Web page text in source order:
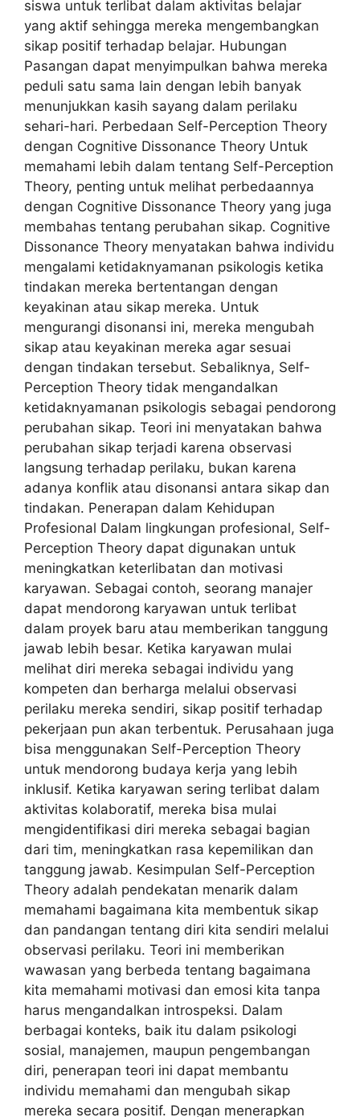
siswa untuk terlibat dalam aktivitas belajar
yang aktif sehingga mereka mengembangkan
sikap positif terhadap belajar. Hubungan
Pasangan dapat menyimpulkan bahwa mereka
peduli satu sama lain dengan lebih banyak
menunjukkan kasih sayang dalam perilaku
sehari-hari. Perbedaan Self-Perception Theory
dengan Cognitive Dissonance Theory Untuk
memahami lebih dalam tentang Self-Perception
Theory, penting untuk melihat perbedaannya
dengan Cognitive Dissonance Theory yang juga
membahas tentang perubahan sikap. Cognitive
Dissonance Theory menyatakan bahwa individu
mengalami ketidaknyamanan psikologis ketika
tindakan mereka bertentangan dengan
keyakinan atau sikap mereka. Untuk
mengurangi disonansi ini, mereka mengubah
sikap atau keyakinan mereka agar sesuai
dengan tindakan tersebut. Sebaliknya, Self-
Perception Theory tidak mengandalkan
ketidaknyamanan psikologis sebagai pendorong
perubahan sikap. Teori ini menyatakan bahwa
perubahan sikap terjadi karena observasi
langsung terhadap perilaku, bukan karena
adanya konflik atau disonansi antara sikap dan
tindakan. Penerapan dalam Kehidupan
Profesional Dalam lingkungan profesional, Self-
Perception Theory dapat digunakan untuk
meningkatkan keterlibatan dan motivasi
karyawan. Sebagai contoh, seorang manajer
dapat mendorong karyawan untuk terlibat
dalam proyek baru atau memberikan tanggung
jawab lebih besar. Ketika karyawan mulai
melihat diri mereka sebagai individu yang
kompeten dan berharga melalui observasi
perilaku mereka sendiri, sikap positif terhadap
pekerjaan pun akan terbentuk. Perusahaan juga
bisa menggunakan Self-Perception Theory
untuk mendorong budaya kerja yang lebih
inklusif. Ketika karyawan sering terlibat dalam
aktivitas kolaboratif, mereka bisa mulai
mengidentifikasi diri mereka sebagai bagian
dari tim, meningkatkan rasa kepemilikan dan
tanggung jawab. Kesimpulan Self-Perception
Theory adalah pendekatan menarik dalam
memahami bagaimana kita membentuk sikap
dan pandangan tentang diri kita sendiri melalui
observasi perilaku. Teori ini memberikan
wawasan yang berbeda tentang bagaimana
kita memahami motivasi dan emosi kita tanpa
harus mengandalkan introspeksi. Dalam
berbagai konteks, baik itu dalam psikologi
sosial, manajemen, maupun pengembangan
diri, penerapan teori ini dapat membantu
individu memahami dan mengubah sikap
mereka secara positif. Dengan menerapkan